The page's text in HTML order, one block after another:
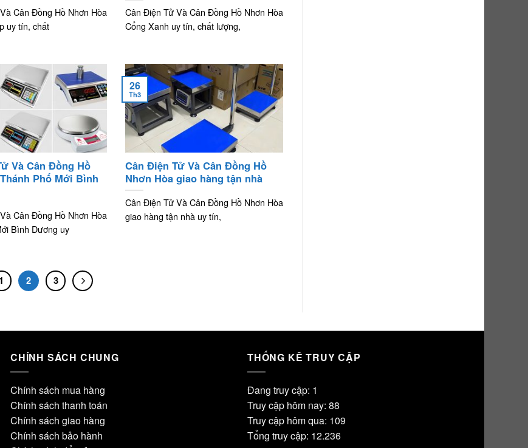
Cân Đồng Hồ Nhơn Hòa
uy tín, chất
Cân Điện Tử Và Cân Đồng Hồ Nhơn Hòa
Cổng Xanh uy tín, chất lượng,
Và Cân Đồng Hồ
Phố Mới Bình
Cân Đồng Hồ Nhơn Hòa
Bình Dương uy
Cân Điện Tử Và Cân Đồng Hồ
Nhơn Hòa giao hàng tận nhà
Cân Điện Tử Và Cân Đồng Hồ Nhơn Hòa
giao hàng tận nhà uy tín,
26
Th3
1 2 3
CHÍNH SÁCH CHUNG
Chính sách mua hàng
Chính sách thanh toán
Chính sách giao hàng
Chính sách bảo hành
THỐNG KÊ TRUY CẬP
Đang truy cập: 1
Truy cập hôm nay: 88
Truy cập hôm qua: 109
Tổng truy cập: 12.236